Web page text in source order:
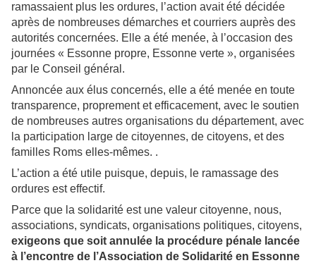
ramassaient plus les ordures, l’action avait été décidée
après de nombreuses démarches et courriers auprès des
autorités concernées. Elle a été menée, à l’occasion des
journées « Essonne propre, Essonne verte », organisées
par le Conseil général.
Annoncée aux élus concernés, elle a été menée en toute
transparence, proprement et efficacement, avec le soutien
de nombreuses autres organisations du département, avec
la participation large de citoyennes, de citoyens, et des
familles Roms elles-mêmes. .
L’action a été utile puisque, depuis, le ramassage des
ordures est effectif.
Parce que la solidarité est une valeur citoyenne, nous,
associations, syndicats, organisations politiques, citoyens,
exigeons que soit annulée la procédure pénale lancée
à l’encontre de l’Association de Solidarité en Essonne